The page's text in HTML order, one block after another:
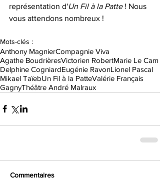
représentation d'Un Fil à la Patte ! Nous
vous attendons nombreux !
Mots-clés :
Anthony MagnierCompagnie Viva
Agathe BoudrièresVictorien RobertMarie Le Cam
Delphine CogniardEugénie RavonLionel Pascal
Mikael TaïebUn Fil à la PatteValérie Français
GagnyThéâtre André Malraux
Commentaires